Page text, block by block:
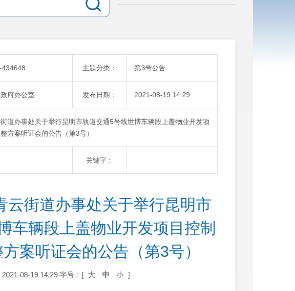
434648 主题分类： 第3号公告
府办公室 发布日期： 2021-08-19 14:29
道办事处关于举行昆明市轨道交通5号线世博车辆段上盖物业开发项
方案听证会的公告（第3号）
关键字：
云街道办事处关于举行昆明市
车辆段上盖物业开发项目控制
案听证会的公告（第3号）
08-19 14:29 字号：[ 大 中 小 ]